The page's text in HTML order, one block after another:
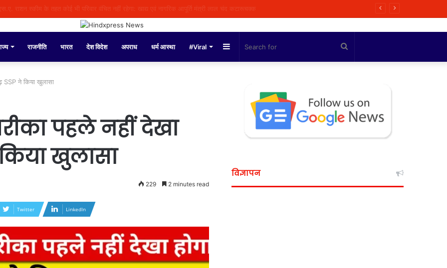
दौरान बी.एल.ओज़. द्वारा अद्वितीय समर्पण भावना के साथ कार्य किया गया: सी.ई.ओ. अनिंदिता मित्रा
राजनीति भारत देश विदेश अपराध धर्म आस्था #Viral Sidebar
SSP ने किया खुलासा
पहले नहीं देखा
खुलासा
229 2 minutes read
Twitter LinkedIn
विज्ञापन